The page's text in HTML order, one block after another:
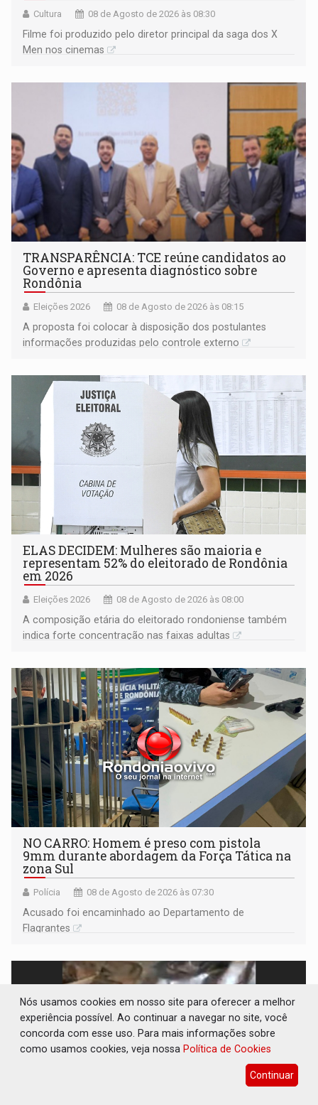
Cultura 08 de Agosto de 2026 às 08:30
Filme foi produzido pelo diretor principal da saga dos X
Men nos cinemas
TRANSPARÊNCIA: TCE reúne candidatos ao
Governo e apresenta diagnóstico sobre
Rondônia
Eleições 2026 08 de Agosto de 2026 às 08:15
A proposta foi colocar à disposição dos postulantes
informações produzidas pelo controle externo
ELAS DECIDEM: Mulheres são maioria e
representam 52% do eleitorado de Rondônia
em 2026
Eleições 2026 08 de Agosto de 2026 às 08:00
A composição etária do eleitorado rondoniense também
indica forte concentração nas faixas adultas
NO CARRO: Homem é preso com pistola
9mm durante abordagem da Força Tática na
zona Sul
Polícia 08 de Agosto de 2026 às 07:30
Acusado foi encaminhado ao Departamento de
Flagrantes
Nós usamos cookies em nosso site para oferecer a melhor
experiência possível. Ao continuar a navegar no site, você
concorda com esse uso. Para mais informações sobre
como usamos cookies, veja nossa Política de Cookies
Continuar